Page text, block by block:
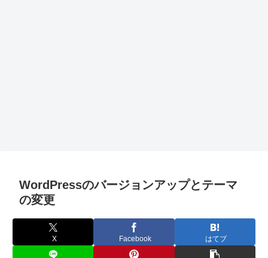
WordPressのバージョンアップとテーマ
の変更
X Facebook はてブ